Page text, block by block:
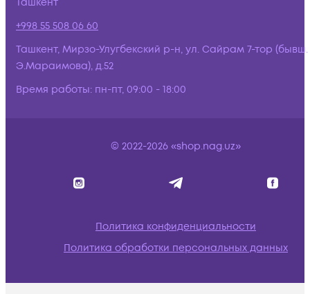
+998 55 508 06 60
Ташкент, Мирзо-Улугбекский р-н, ул. Сайрам 7-тор (бывш.
Э.Мараимова), д.52
Время работы: пн-пт, 09:00 - 18:00
© 2022-2026 «shop.nag.uz»
Политика конфиденциальности
Политика обработки персональных данных